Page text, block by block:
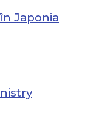
Japonia